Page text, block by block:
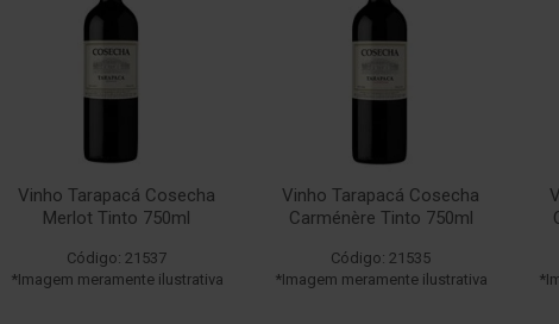
Vinho Tarapacá Cosecha
Merlot Tinto 750ml
Código: 21537
*Imagem meramente ilustrativa
Vinho Tarapacá Cosecha
Carménère Tinto 750ml
Código: 21535
*Imagem meramente ilustrativa